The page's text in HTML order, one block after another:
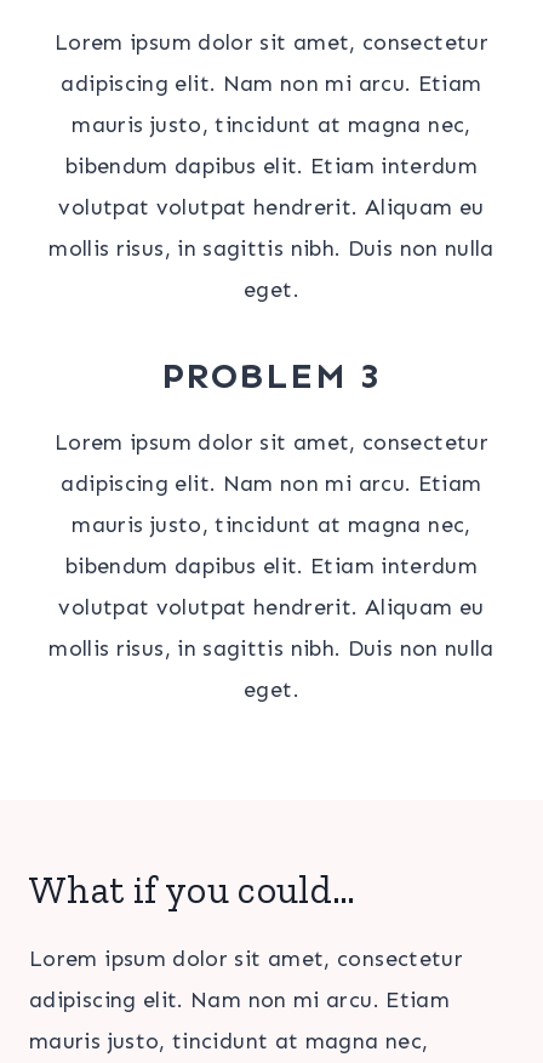
Lorem ipsum dolor sit amet, consectetur
adipiscing elit. Nam non mi arcu. Etiam
mauris justo, tincidunt at magna nec,
bibendum dapibus elit. Etiam interdum
volutpat volutpat hendrerit. Aliquam eu
mollis risus, in sagittis nibh. Duis non nulla
eget.
PROBLEM 3
Lorem ipsum dolor sit amet, consectetur
adipiscing elit. Nam non mi arcu. Etiam
mauris justo, tincidunt at magna nec,
bibendum dapibus elit. Etiam interdum
volutpat volutpat hendrerit. Aliquam eu
mollis risus, in sagittis nibh. Duis non nulla
eget.
What if you could…
Lorem ipsum dolor sit amet, consectetur
adipiscing elit. Nam non mi arcu. Etiam
mauris justo, tincidunt at magna nec,